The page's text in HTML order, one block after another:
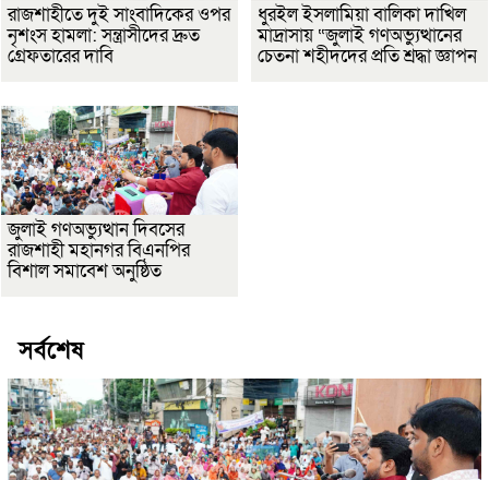
রাজশাহীতে দুই সাংবাদিকের ওপর
নৃশংস হামলা: সন্ত্রাসীদের দ্রুত
গ্রেফতারের দাবি
ধুরইল ইসলামিয়া বালিকা দাখিল
মাদ্রাসায় “জুলাই গণঅভ্যুত্থানের
চেতনা শহীদদের প্রতি শ্রদ্ধা জ্ঞাপন
জুলাই গণঅভ্যুত্থান দিবসের
রাজশাহী মহানগর বিএনপির
বিশাল সমাবেশ অনুষ্ঠিত
সর্বশেষ